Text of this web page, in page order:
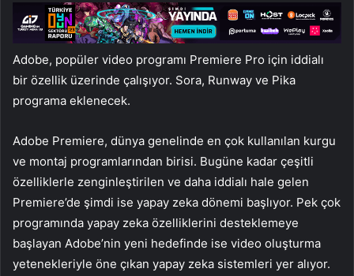
Adobe, popüler video programı Premiere Pro için iddialı
bir özellik üzerinde çalışıyor. Sora, Runway ve Pika
programa eklenecek.
Adobe Premiere, dünya genelinde en çok kullanılan kurgu
ve montaj programlarından birisi. Bugüne kadar çeşitli
özelliklerle zenginleştirilen ve daha iddialı hale gelen
Premiere’de şimdi ise yapay zeka dönemi başlıyor. Pek çok
programında yapay zeka özelliklerini desteklemeye
başlayan Adobe’nin yeni hedefinde ise video oluşturma
yetenekleriyle öne çıkan yapay zeka sistemleri yer alıyor.